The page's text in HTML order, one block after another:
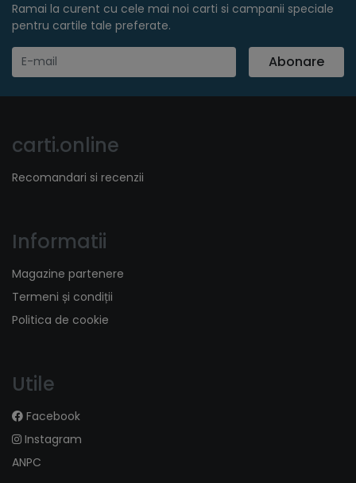
Ramai la curent cu cele mai noi carti si campanii speciale
pentru cartile tale preferate.
Abonare
carti.online
Recomandari si recenzii
Informatii
Magazine partenere
Termeni și condiții
Politica de cookie
Utile
Facebook
Instagram
ANPC